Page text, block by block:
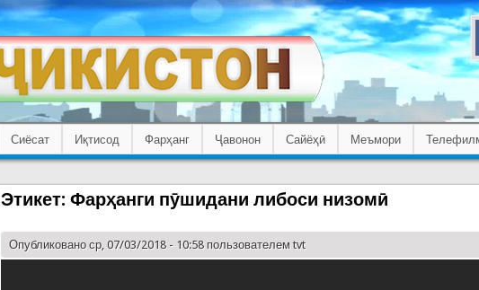
Сиёсат Иқтисод Фарҳанг Ҷавонон Сайёҳӣ Меъмори
Этикет: Фарҳанги пӯшидани либоси низомӣ
Опубликовано ср, 07/03/2018 - 10:58 пользователемtvt